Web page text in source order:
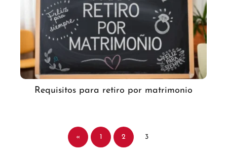
Requisitos para retiro por matrimonio
« 1 2 3